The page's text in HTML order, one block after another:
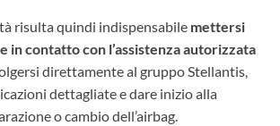
risulta quindi indispensabile mettersi
in contatto con l’assistenza autorizzata
direttamente al gruppo Stellantis,
dettagliate e dare inizio alla
o cambio dell’airbag.